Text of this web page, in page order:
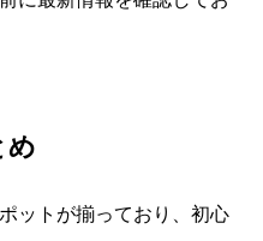
め
ットが揃っており、初心